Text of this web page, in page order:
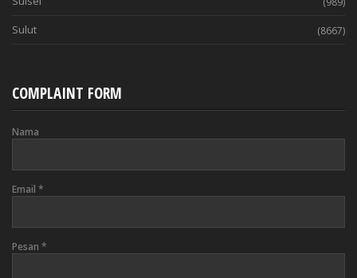
Sulut (8667)
COMPLAINT FORM
Nama
Email *
Pesan *